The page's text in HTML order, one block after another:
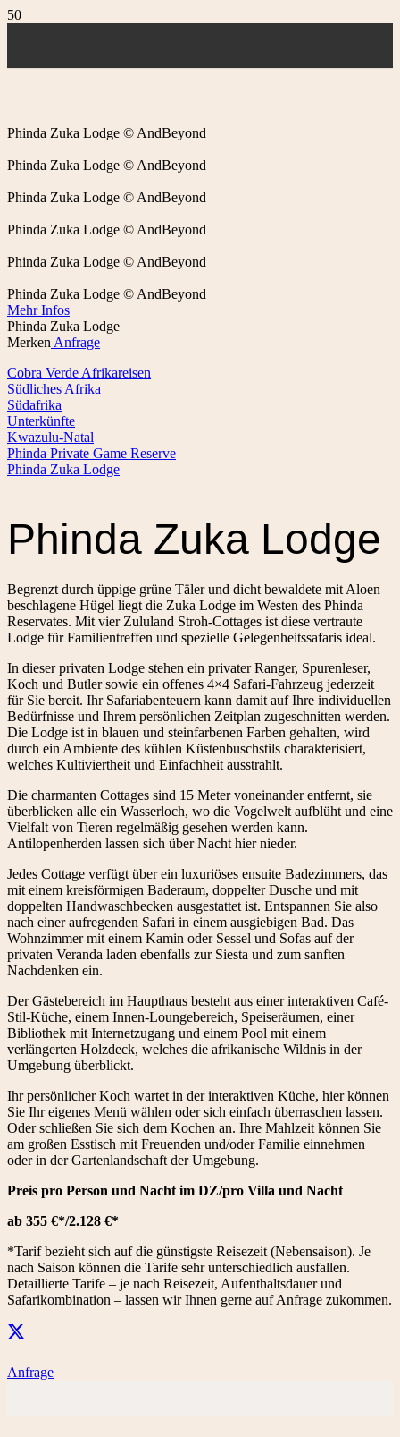
Phinda Zuka Lodge © AndBeyond
Phinda Zuka Lodge © AndBeyond
Phinda Zuka Lodge © AndBeyond
Phinda Zuka Lodge © AndBeyond
Phinda Zuka Lodge © AndBeyond
Phinda Zuka Lodge © AndBeyond
Mehr Infos
Phinda Zuka Lodge
Merken Anfrage
Cobra Verde Afrikareisen
Südliches Afrika
Südafrika
Unterkünfte
Kwazulu-Natal
Phinda Private Game Reserve
Phinda Zuka Lodge
Phinda Zuka Lodge
Begrenzt durch üppige grüne Täler und dicht bewaldete mit Aloen
beschlagene Hügel liegt die Zuka Lodge im Westen des Phinda
Reservates. Mit vier Zululand Stroh-Cottages ist diese vertraute
Lodge für Familientreffen und spezielle Gelegenheitssafaris ideal.
In dieser privaten Lodge stehen ein privater Ranger, Spurenleser,
Koch und Butler sowie ein offenes 4×4 Safari-Fahrzeug jederzeit
für Sie bereit. Ihr Safariabenteuern kann damit auf Ihre individuellen
Bedürfnisse und Ihrem persönlichen Zeitplan zugeschnitten werden.
Die Lodge ist in blauen und steinfarbenen Farben gehalten, wird
durch ein Ambiente des kühlen Küstenbuschstils charakterisiert,
welches Kultiviertheit und Einfachheit ausstrahlt.
Die charmanten Cottages sind 15 Meter voneinander entfernt, sie
überblicken alle ein Wasserloch, wo die Vogelwelt aufblüht und eine
Vielfalt von Tieren regelmäßig gesehen werden kann.
Antilopenherden lassen sich über Nacht hier nieder.
Jedes Cottage verfügt über ein luxuriöses ensuite Badezimmers, das
mit einem kreisförmigen Baderaum, doppelter Dusche und mit
doppelten Handwaschbecken ausgestattet ist. Entspannen Sie also
nach einer aufregenden Safari in einem ausgiebigen Bad. Das
Wohnzimmer mit einem Kamin oder Sessel und Sofas auf der
privaten Veranda laden ebenfalls zur Siesta und zum sanften
Nachdenken ein.
Der Gästebereich im Haupthaus besteht aus einer interaktiven Café-
Stil-Küche, einem Innen-Loungebereich, Speiseräumen, einer
Bibliothek mit Internetzugang und einem Pool mit einem
verlängerten Holzdeck, welches die afrikanische Wildnis in der
Umgebung überblickt.
Ihr persönlicher Koch wartet in der interaktiven Küche, hier können
Sie Ihr eigenes Menü wählen oder sich einfach überraschen lassen.
Oder schließen Sie sich dem Kochen an. Ihre Mahlzeit können Sie
am großen Esstisch mit Freuenden und/oder Familie einnehmen
oder in der Gartenlandschaft der Umgebung.
Preis pro Person und Nacht im DZ/pro Villa und Nacht
ab 355 €*/2.128 €*
*Tarif bezieht sich auf die günstigste Reisezeit (Nebensaison). Je
nach Saison können die Tarife sehr unterschiedlich ausfallen.
Detaillierte Tarife – je nach Reisezeit, Aufenthaltsdauer und
Safarikombination – lassen wir Ihnen gerne auf Anfrage zukommen.
Anfrage